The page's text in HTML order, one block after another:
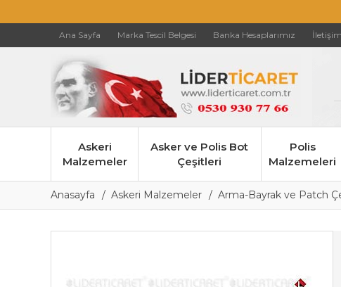
Ana Sayfa Marka Tescil Belgesi Banka Hesaplarımız İletişim
Askeri
Malzemeler
Asker ve Polis Bot
Çeşitleri
Polis
Malzemeleri
Anasayfa Askeri Malzemeler Arma-Bayrak ve Patch